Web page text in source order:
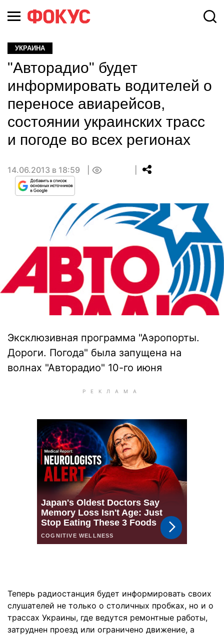
УКРАИНА
"Авторадио" будет
информировать водителей о
переносе авиарейсов,
состоянии украинских трасс
и погоде во всех регионах
14.06.2013 в 18:59
Эксклюзивная программа "Аэропорты.
Дороги. Погода" была запущена на
волнах "Авторадио" 10-го июня
Теперь радиостанция будет информировать своих
слушателей не только о столичных пробках, но и о
трассах Украины, где ведутся ремонтные работы,
затруднен проезд или ограничено движение, а